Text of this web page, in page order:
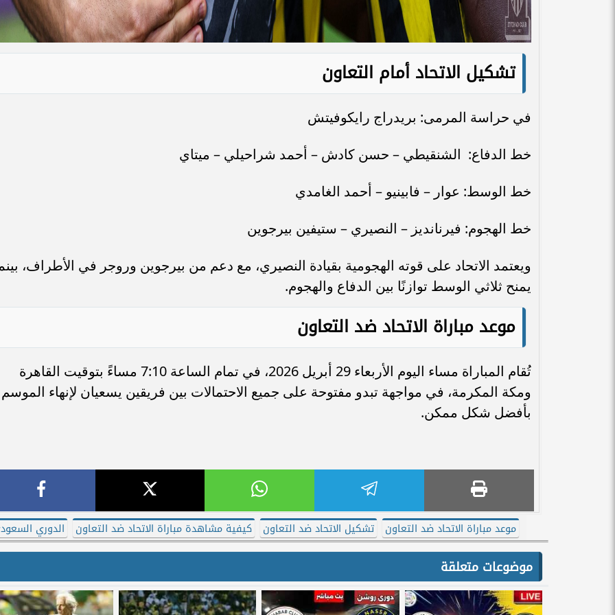
تشكيل الاتحاد أمام التعاون
في حراسة المرمى: بريدراج رايكوفيتش
خط الدفاع: الشنقيطي – حسن كادش – أحمد شراحيلي – ميتاي
خط الوسط: عوار – فابينيو – أحمد الغامدي
خط الهجوم: فيرنانديز – النصيري – ستيفين بيرجوين
ويعتمد الاتحاد على قوته الهجومية بقيادة النصيري، مع دعم من بيرجوين وروجر في الأطراف،
يمنح ثلاثي الوسط توازنًا بين الدفاع والهجوم.
موعد مباراة الاتحاد ضد التعاون
تُقام المباراة مساء اليوم الأربعاء 29 أبريل 2026، في تمام الساعة 7:10 مساءً بتوقيت القاهرة
ومكة المكرمة، في مواجهة تبدو مفتوحة على جميع الاحتمالات بين فريقين يسعيان لإنهاء الموسم
بأفضل شكل ممكن.
موعد مباراة الاتحاد ضد التعاون تشكيل الاتحاد ضد التعاون كيفية مشاهدة مباراة الاتحاد ضد التعاون الدوري
موضوعات متعلقة